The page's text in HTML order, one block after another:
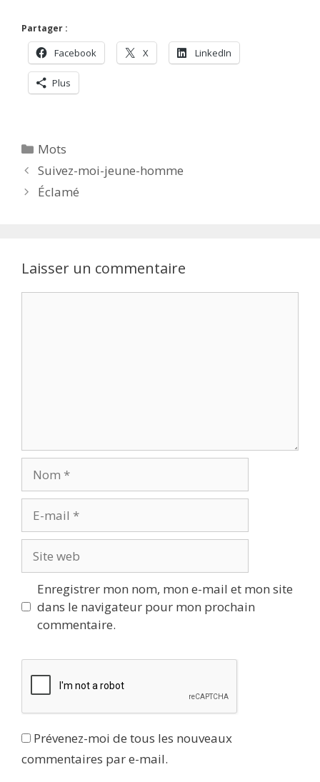
Partager :
Facebook X LinkedIn
Plus
Catégories
Mots
Suivez-moi-jeune-homme
Éclamé
Laisser un commentaire
mail
web
Enregistrer mon nom, mon e-mail et mon site
dans le navigateur pour mon prochain
commentaire.
Prévenez-moi de tous les nouveaux
commentaires par e-mail.